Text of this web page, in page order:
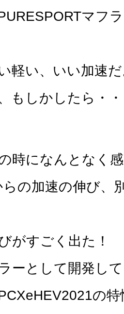
マフ
軽い、いい加速
もしかしたら・
時になんとなく
の加速の伸び、
がすごく出た！
ーとして開発し
の